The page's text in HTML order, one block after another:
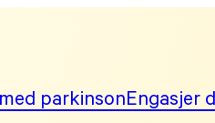
parkinsonEngasjer